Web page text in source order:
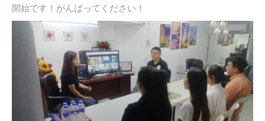
開始です！がんばってください！